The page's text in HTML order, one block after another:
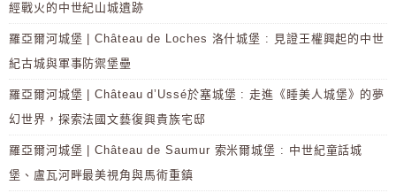
經戰火的中世紀山城遺跡
羅亞爾河城堡 | Château de Loches 洛什城堡 : 見證王權興起的中世
紀古城與軍事防禦堡壘
羅亞爾河城堡 | Château d’Ussé於塞城堡 : 走進《睡美人城堡》的夢
幻世界，探索法國文藝復興貴族宅邸
羅亞爾河城堡 | Château de Saumur 索米爾城堡 : 中世紀童話城
堡、盧瓦河畔最美視角與馬術重鎮